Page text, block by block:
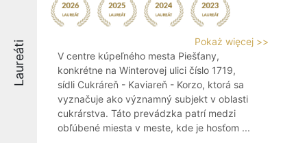
Laureáti
Pokaż więcej >>
V centre kúpeľného mesta Piešťany,
konkrétne na Winterovej ulici číslo 1719,
sídli Cukráreň - Kaviareň - Korzo, ktorá sa
vyznačuje ako významný subjekt v oblasti
cukrárstva. Táto prevádzka patrí medzi
obľúbené miesta v meste, kde je hosťom ...